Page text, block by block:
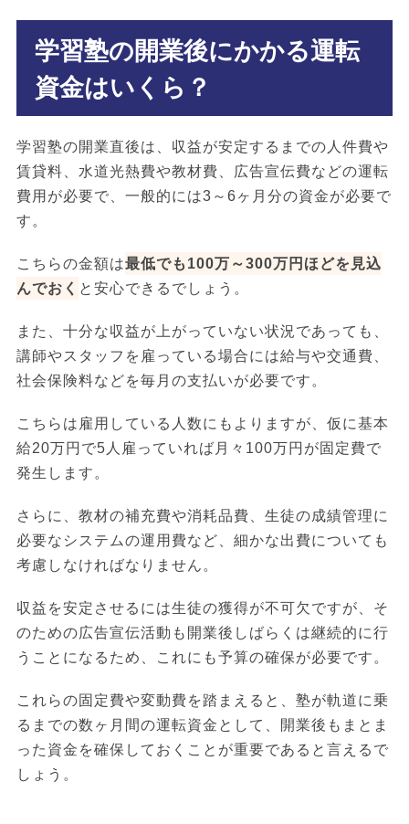
学習塾の開業後にかかる運転
資金はいくら？
学習塾の開業直後は、収益が安定するまでの人件費や
賃貸料、水道光熱費や教材費、広告宣伝費などの運転
費用が必要で、一般的には3～6ヶ月分の資金が必要で
す。
こちらの金額は最低でも100万～300万円ほどを見込
んでおく と安心できるでしょう。
また、十分な収益が上がっていない状況であっても、
講師やスタッフを雇っている場合には給与や交通費、
社会保険料などを毎月の支払いが必要です。
こちらは雇用している人数にもよりますが、仮に基本
給20万円で5人雇っていれば月々100万円が固定費で
発生します。
さらに、教材の補充費や消耗品費、生徒の成績管理に
必要なシステムの運用費など、細かな出費についても
考慮しなければなりません。
収益を安定させるには生徒の獲得が不可欠ですが、そ
のための広告宣伝活動も開業後しばらくは継続的に行
うことになるため、これにも予算の確保が必要です。
これらの固定費や変動費を踏まえると、塾が軌道に乗
るまでの数ヶ月間の運転資金として、開業後もまとま
った資金を確保しておくことが重要であると言えるで
しょう。